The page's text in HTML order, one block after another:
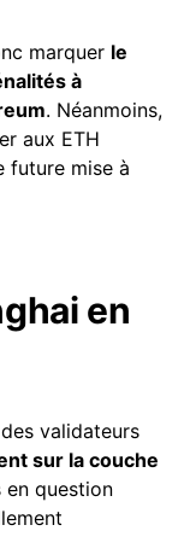
marquer le
à
. Néanmoins,
aux ETH
future mise à
en
validateurs
sur la couche
en question